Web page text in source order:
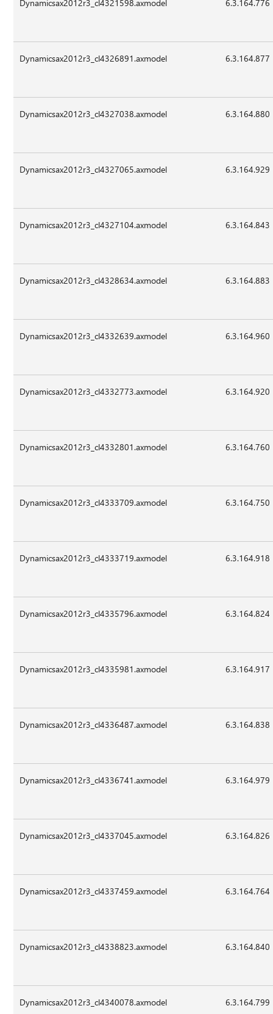
Dynamicsax2012r3_cl4321598.axmodel 6.3.164.776
Dynamicsax2012r3_cl4326891.axmodel 6.3.164.877
Dynamicsax2012r3_cl4327038.axmodel 6.3.164.880
Dynamicsax2012r3_cl4327065.axmodel 6.3.164.929
Dynamicsax2012r3_cl4327104.axmodel 6.3.164.843
Dynamicsax2012r3_cl4328634.axmodel 6.3.164.883
Dynamicsax2012r3_cl4332639.axmodel 6.3.164.960
Dynamicsax2012r3_cl4332773.axmodel 6.3.164.920
Dynamicsax2012r3_cl4332801.axmodel 6.3.164.760
Dynamicsax2012r3_cl4333709.axmodel 6.3.164.750
Dynamicsax2012r3_cl4333719.axmodel 6.3.164.918
Dynamicsax2012r3_cl4335796.axmodel 6.3.164.824
Dynamicsax2012r3_cl4335981.axmodel 6.3.164.917
Dynamicsax2012r3_cl4336487.axmodel 6.3.164.838
Dynamicsax2012r3_cl4336741.axmodel 6.3.164.979
Dynamicsax2012r3_cl4337045.axmodel 6.3.164.826
Dynamicsax2012r3_cl4337459.axmodel 6.3.164.764
Dynamicsax2012r3_cl4338823.axmodel 6.3.164.840
Dynamicsax2012r3_cl4340078.axmodel 6.3.164.799